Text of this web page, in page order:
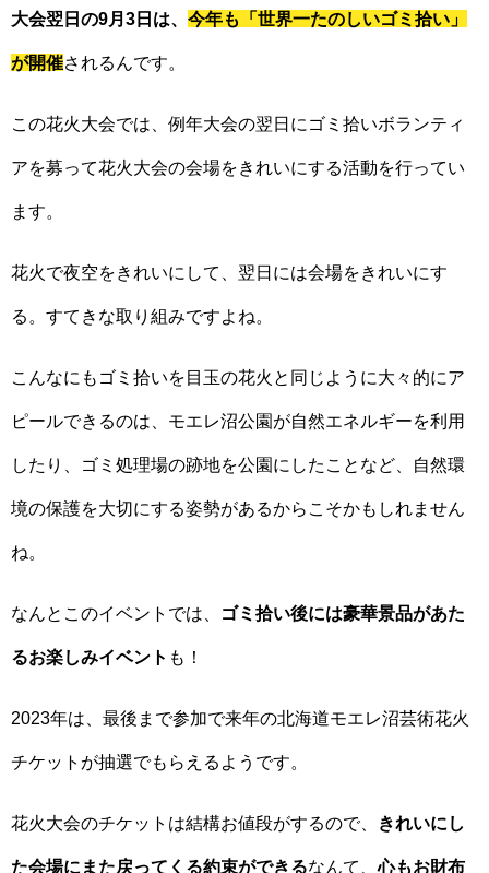
大会翌日の9月3日は、 今年も「世界一たのしいゴミ拾い」
が開催されるんです。
この花火大会では、例年大会の翌日にゴミ拾いボランティ
アを募って花火大会の会場をきれいにする活動を行ってい
ます。
花火で夜空をきれいにして、翌日には会場をきれいにす
る。すてきな取り組みですよね。
こんなにもゴミ拾いを目玉の花火と同じように大々的にア
ピールできるのは、モエレ沼公園が自然エネルギーを利用
したり、ゴミ処理場の跡地を公園にしたことなど、自然環
境の保護を大切にする姿勢があるからこそかもしれません
ね。
なんとこのイベントでは、 ゴミ拾い後には豪華景品があた
るお楽しみイベント も！
2023年は、最後まで参加で来年の北海道モエレ沼芸術花火
チケットが抽選でもらえるようです。
花火大会のチケットは結構お値段がするので、 きれいにし
た会場にまた戻ってくる約束ができるなんて、心もお財布